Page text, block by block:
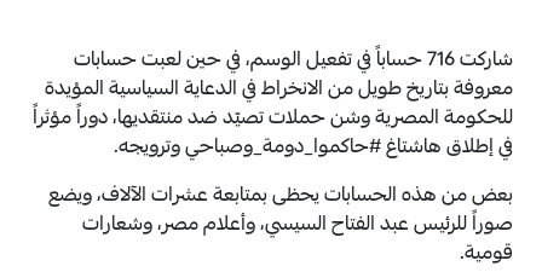
شاركت 716 حساباً في تفعيل الوسم، في حين لعبت حسابات
معروفة بتاريخ طويل من الانخراط في الدعاية السياسية المؤيدة
للحكومة المصرية وشن حملات تصيّد ضد منتقديها، دوراً مؤثراً
في إطلاق هاشتاغ #حاكموا_دومة_وصباحي وترويجه.
بعض من هذه الحسابات يحظى بمتابعة عشرات الآلاف، ويضع
صوراً للرئيس عبد الفتاح السيسي، وأعلام مصر، وشعارات
قومية.